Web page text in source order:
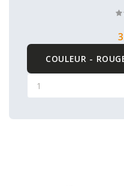
COULEUR -